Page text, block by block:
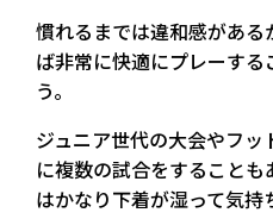
慣れるまでは違和感があ
ば非常に快適にプレーす
う。
ジュニア世代の大会やフッ
に複数の試合をすること
はかなり下着が湿って気持